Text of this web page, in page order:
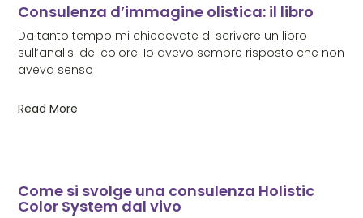
Consulenza d’immagine olistica: il libro
Da tanto tempo mi chiedevate di scrivere un libro
sull’analisi del colore. Io avevo sempre risposto che non
aveva senso
Read More
Come si svolge una consulenza Holistic
Color System dal vivo